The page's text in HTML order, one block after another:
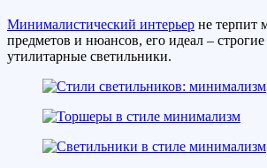
Минималистический интерьер не терпит
предметов и нюансов, его идеал –
утилитарные светильники.